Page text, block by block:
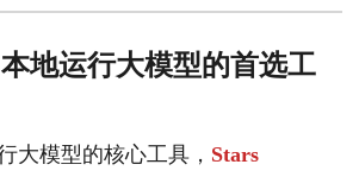
地运行大模型的首选工
大模型的核心工具， Stars